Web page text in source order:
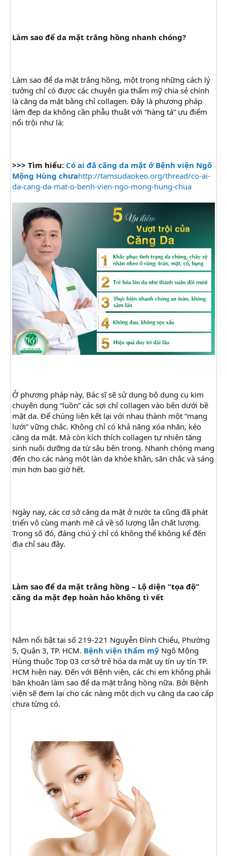
Làm sao để da mặt trắng hồng nhanh chóng?
Làm sao để da mặt trắng hồng, một trong những cách lý
tưởng chỉ có được các chuyên gia thẩm mỹ chia sẻ chính
là căng da mặt bằng chỉ collagen. Đây là phương pháp
làm đẹp da không cần phẫu thuật với “hàng tá” ưu điểm
nổi trội như là:
>>> Tìm hiểu: Có ai đã căng da mặt ở Bệnh viện Ngô
Mộng Hùng chưahttp://tamsudaokeo.org/thread/co-ai-
da-cang-da-mat-o-benh-vien-ngo-mong-hung-chua
Ở phương pháp này, Bác sĩ sẽ sử dụng bộ dụng cụ kim
chuyên dụng “luồn” các sợi chỉ collagen vào bên dưới bề
mặt da. Để chúng liên kết lại với nhau thành một “mạng
lưới” vững chắc. Không chỉ có khả năng xóa nhăn, kéo
căng da mặt. Mà còn kích thích collagen tự nhiên tăng
sinh nuôi dưỡng da từ sâu bên trong. Nhanh chóng mang
đến cho các nàng một làn da khỏe khắn, săn chắc và sáng
mịn hơn bao giờ hết.
Ngày nay, các cơ sở căng da mặt ở nước ta cũng đã phát
triển vô cùng mạnh mẽ cả về số lượng lẫn chất lượng.
Trong số đó, đáng chú ý chỉ có không thể không kể đến
địa chỉ sau đây.
Làm sao để da mặt trắng hồng – Lộ diện “tọa độ”
căng da mặt đẹp hoàn hảo không tì vết
Nằm nổi bật tại số 219-221 Nguyễn Đình Chiểu, Phường
5, Quận 3, TP. HCM. Bệnh viện thẩm mỹ Ngô Mộng
Hùng thuộc Top 03 cơ sở trẻ hóa da mặt uy tín uy tín TP.
HCM hiện nay. Đến với Bệnh viện, các chị em không phải
băn khoăn làm sao để da mặt trắng hồng nữa. Bởi Bệnh
viện sẽ đem lại cho các nàng một dịch vụ căng da cao cấp
chưa từng có.